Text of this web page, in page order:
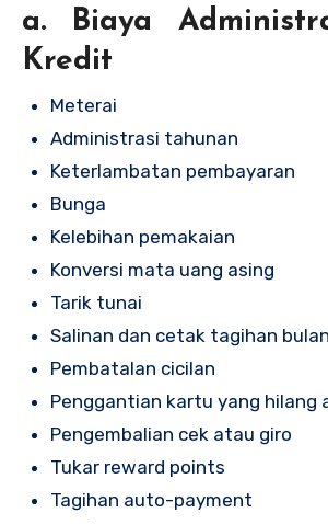
a. Biaya
Kredit
Meterai
Administrasi tahunan
Keterlambatan pembayaran
Bunga
Kelebihan pemakaian
Konversi mata uang asing
Tarik tunai
Salinan dan cetak tagihan
Pembatalan cicilan
Penggantian kartu yang hilang
Pengembalian cek atau giro
Tukar reward points
Tagihan auto-payment